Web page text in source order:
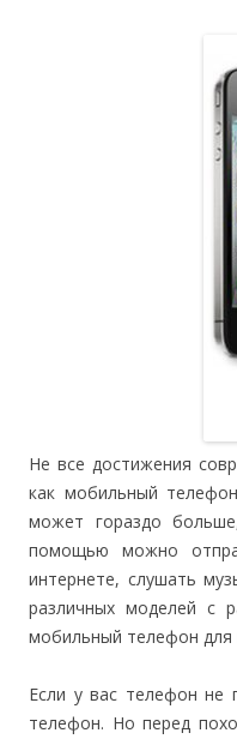
Не все достижения
как мобильный
может гораздо
помощью можно
интернете, слушать
различных моделей с
мобильный телефон для
Если у вас телефон
телефон. Но перед